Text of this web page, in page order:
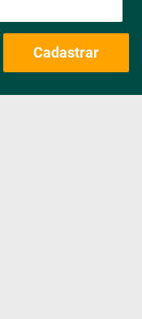
Cadastrar